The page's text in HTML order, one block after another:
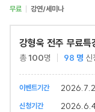
무료 강연/세미나
강형욱 전주 무료특
총100명 98 명 신
이벤트기간
신청기간